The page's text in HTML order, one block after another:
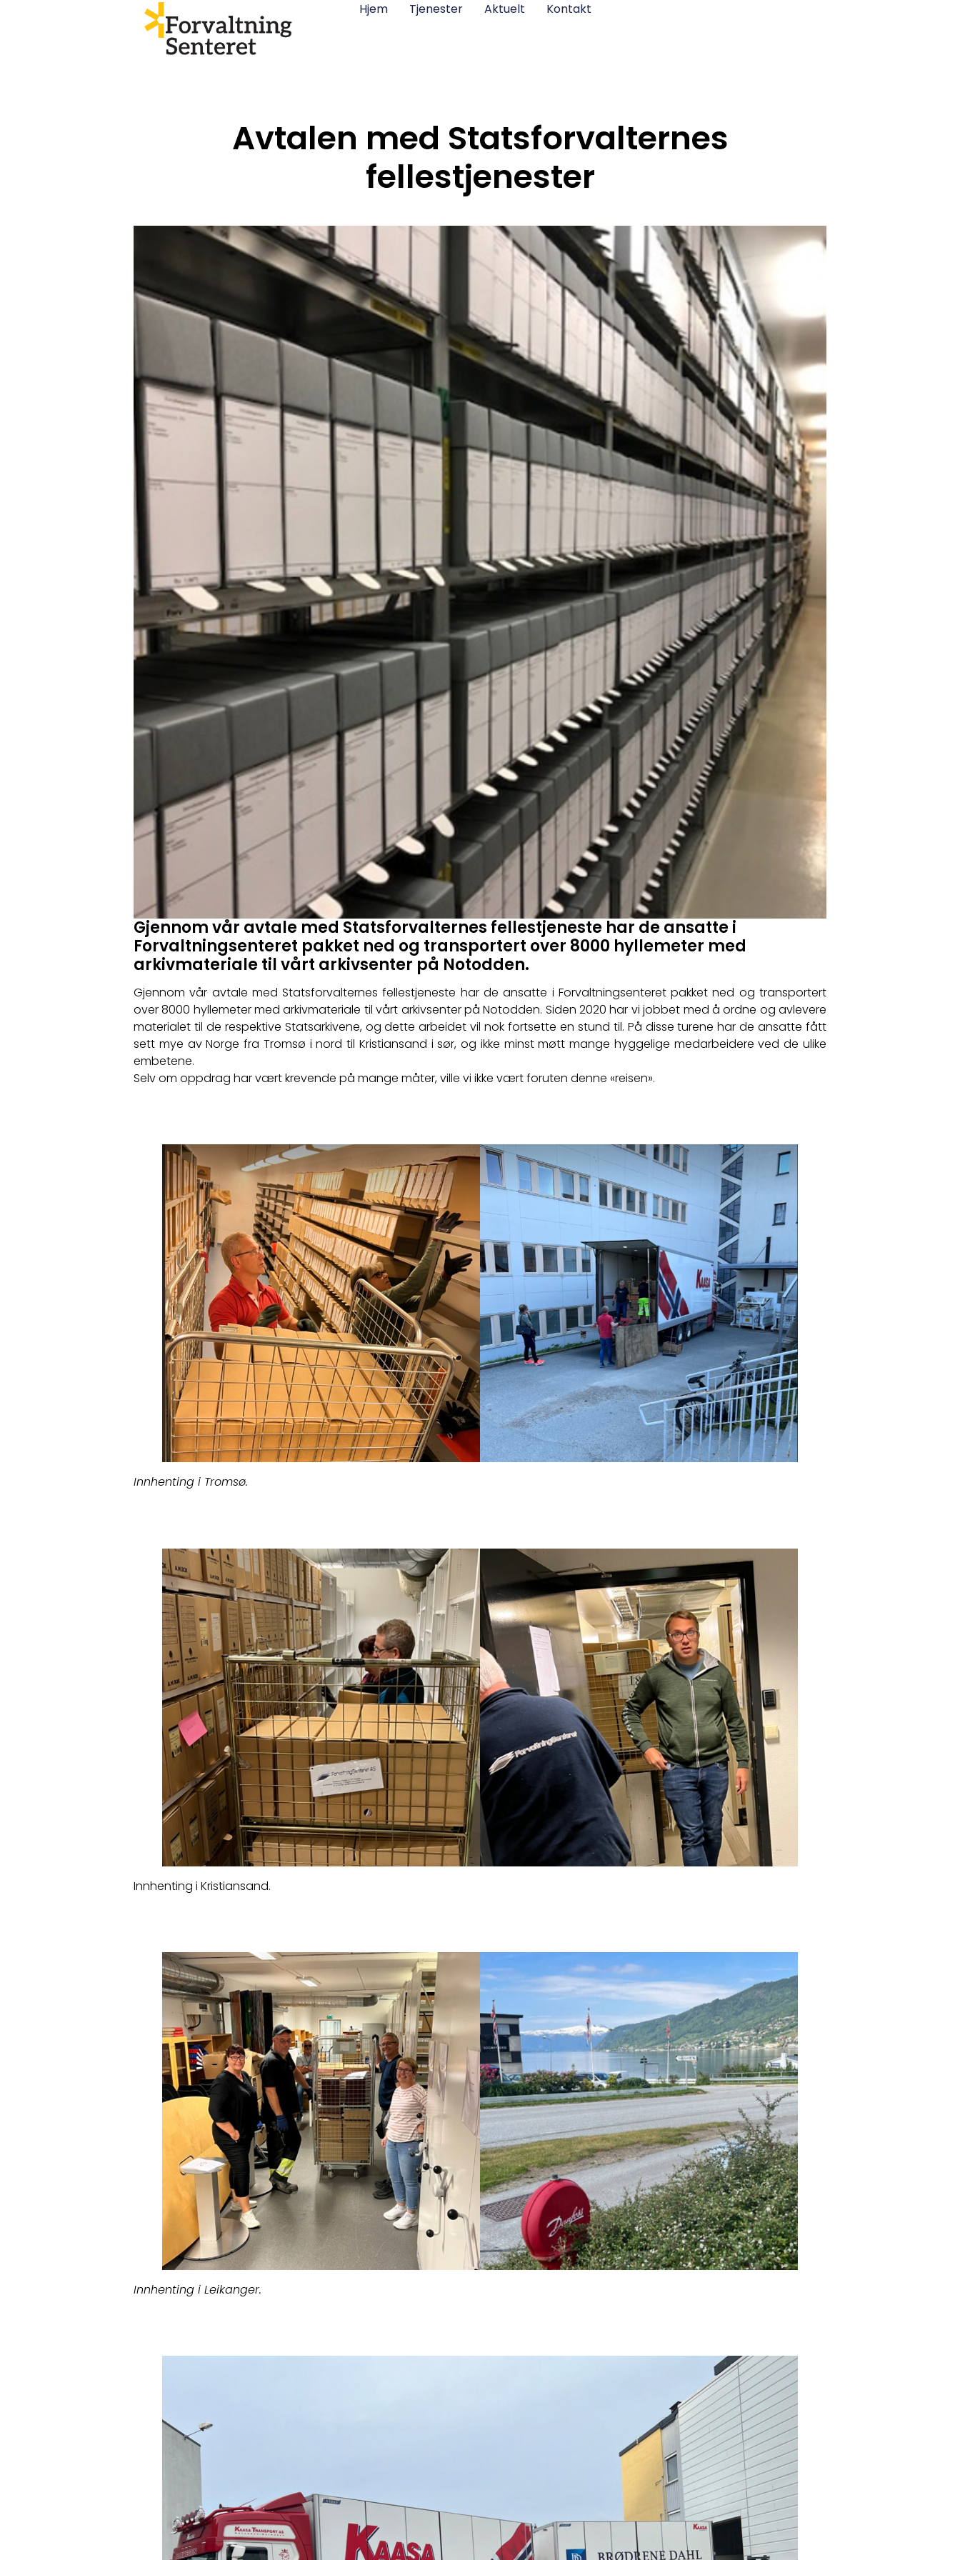
Hjem Tjenester Aktuelt Kontakt
Avtalen med Statsforvalternes
fellestjenester
Gjennom vår avtale med Statsforvalternes fellestjeneste har de ansatte i
Forvaltningsenteret pakket ned og transportert over 8000 hyllemeter med
arkivmateriale til vårt arkivsenter på Notodden.
Gjennom vår avtale med Statsforvalternes fellestjeneste har de ansatte i Forvaltningsenteret pakket ned og transportert
over 8000 hyllemeter med arkivmateriale til vårt arkivsenter på Notodden. Siden 2020 har vi jobbet med å ordne og avlevere
materialet til de respektive Statsarkivene, og dette arbeidet vil nok fortsette en stund til. På disse turene har de ansatte fått
sett mye av Norge fra Tromsø i nord til Kristiansand i sør, og ikke minst møtt mange hyggelige medarbeidere ved de ulike
embetene.
Selv om oppdrag har vært krevende på mange måter, ville vi ikke vært foruten denne «reisen».
Innhenting i Tromsø.
Innhenting i Kristiansand.
Innhenting i Leikanger.